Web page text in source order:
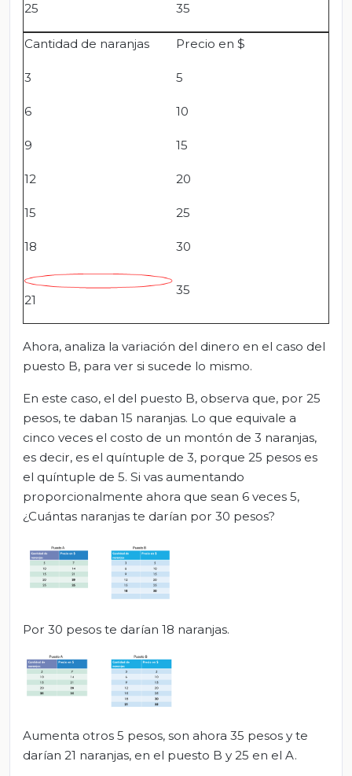
25 35
Cantidad de naranjas Precio en $
3 5
6 10
9 15
12 20
15 25
18 30
21
35
Ahora, analiza la variación del dinero en el caso del
puesto B, para ver si sucede lo mismo.
En este caso, el del puesto B, observa que, por 25
pesos, te daban 15 naranjas. Lo que equivale a
cinco veces el costo de un montón de 3 naranjas,
es decir, es el quíntuple de 3, porque 25 pesos es
el quíntuple de 5. Si vas aumentando
proporcionalmente ahora que sean 6 veces 5,
¿Cuántas naranjas te darían por 30 pesos?
Por 30 pesos te darían 18 naranjas.
Aumenta otros 5 pesos, son ahora 35 pesos y te
darían 21 naranjas, en el puesto B y 25 en el A.